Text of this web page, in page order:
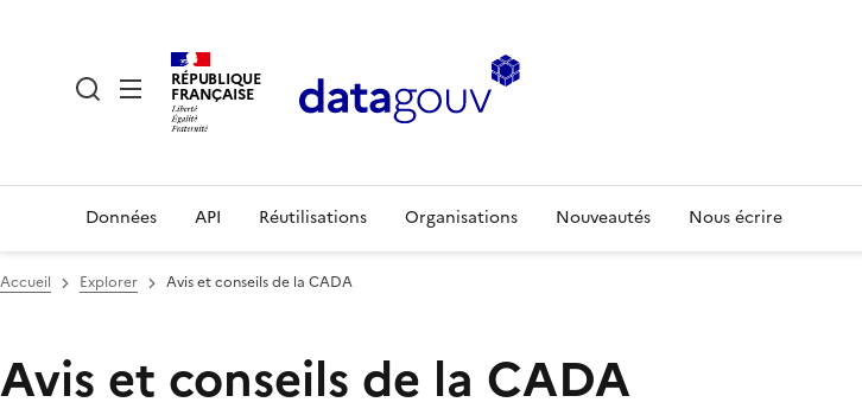
RÉPUBLIQUE
FRANÇAISE
Données API Réutilisations Organisations Nouveautés Nous écrire
Accueil Explorer Avis et conseils de la CADA
Avis et conseils de la CADA